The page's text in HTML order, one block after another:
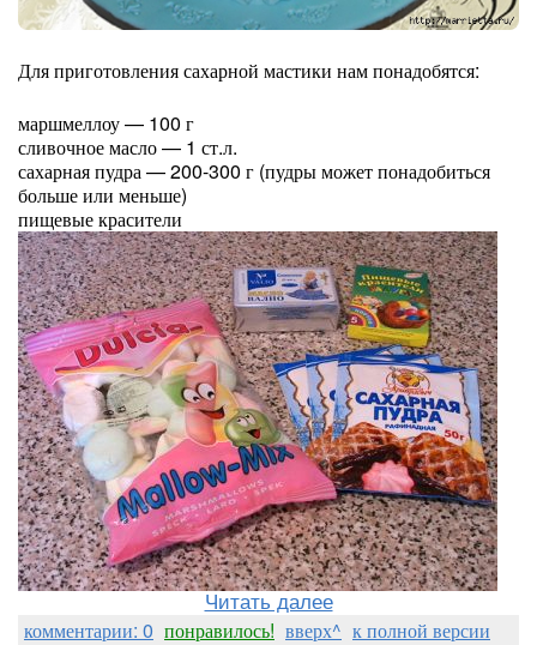
Для приготовления сахарной мастики нам понадобятся:
маршмеллоу — 100 г
сливочное масло — 1 ст.л.
сахарная пудра — 200-300 г (пудры может понадобиться
больше или меньше)
пищевые красители
Читать далее
комментарии: 0 понравилось! вверх^ к полной версии